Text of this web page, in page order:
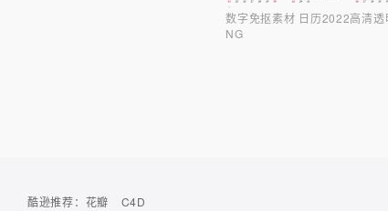
数字免抠素材 日历2022高清透
NG
酷逊推荐： 花瓣 C4D